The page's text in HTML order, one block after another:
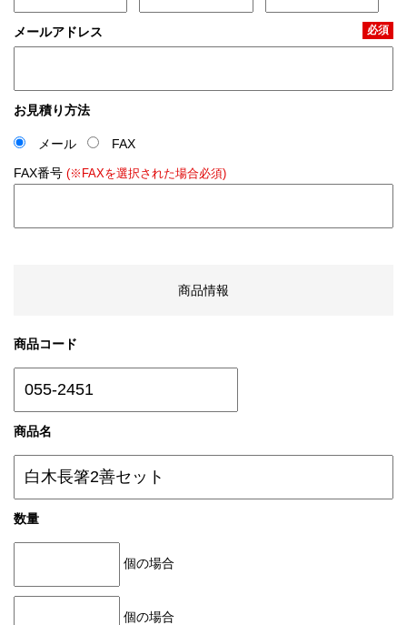
メールアドレス 必須
お見積り方法
メール
FAX
FAX番号 (※FAXを選択された場合必須)
商品情報
商品コード
商品名
数量
個の場合
個の場合